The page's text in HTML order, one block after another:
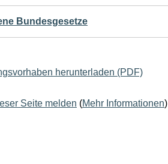
Bundesgesetze
herunterladen (PDF)
Seite melden (Mehr Informationen)